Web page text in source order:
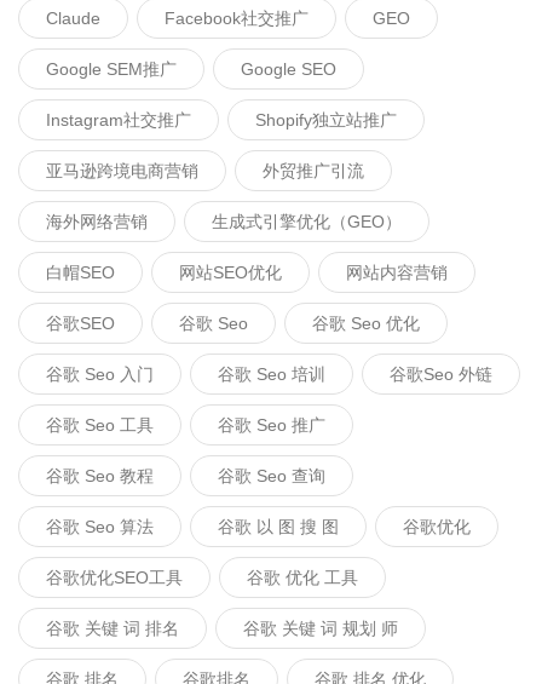
Claude Facebook社交推广 GEO
Google SEM推广 Google SEO
Instagram社交推广 Shopify独立站推广
亚马逊跨境电商营销 外贸推广引流
海外网络营销 生成式引擎优化（GEO）
白帽SEO 网站SEO优化 网站内容营销
谷歌SEO 谷歌 Seo 谷歌 Seo 优化
谷歌 Seo 入门 谷歌 Seo 培训 谷歌seo 外链
谷歌 Seo 工具 谷歌 Seo 推广
谷歌 Seo 教程 谷歌 Seo 查询
谷歌 Seo 算法 谷歌 以 图 搜 图 谷歌优化
谷歌优化SEO工具 谷歌 优化 工具
谷歌 关键 词 排名 谷歌 关键 词 规划 师
谷歌 排名 谷歌排名 谷歌 排名 优化